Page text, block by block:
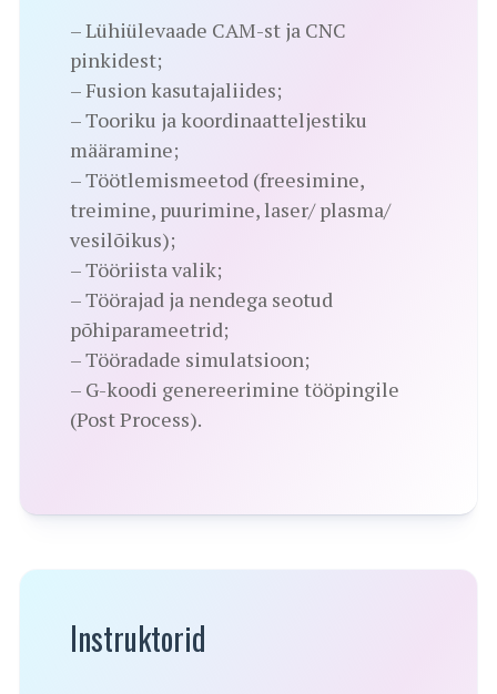
– Lühiülevaade CAM-st ja CNC
pinkidest;
– Fusion kasutajaliides;
– Tooriku ja koordinaatteljestiku
määramine;
– Töötlemismeetod (freesimine,
treimine, puurimine, laser/ plasma/
vesilõikus);
– Tööriista valik;
– Töörajad ja nendega seotud
põhiparameetrid;
– Tööradade simulatsioon;
– G-koodi genereerimine tööpingile
(Post Process).
Instruktorid